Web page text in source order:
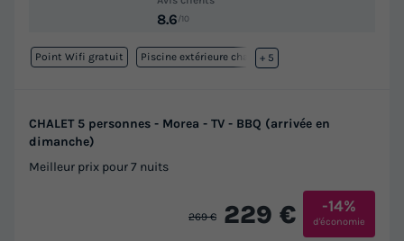
8.6/10
Point Wifi gratuit Piscine extérieure chauffée
+ 5
CHALET 5 personnes - Morea - TV - BBQ (arrivée en
dimanche)
Meilleur prix pour 7 nuits
269 € 229 € -14%
d'économie